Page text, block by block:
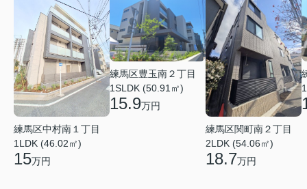
練馬区中村南１丁目
1LDK (46.02㎡)
15万円
練馬区豊玉南２丁目
1SLDK (50.91㎡)
15.9万円
練馬区関町南２丁目
2LDK (54.06㎡)
18.7万円